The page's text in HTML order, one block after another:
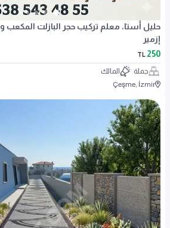
حليل أستا، معلم تركيب حجر البازلت المكعب
إزمير
250
TL
جملة
المالك
Çeşme, İzmir